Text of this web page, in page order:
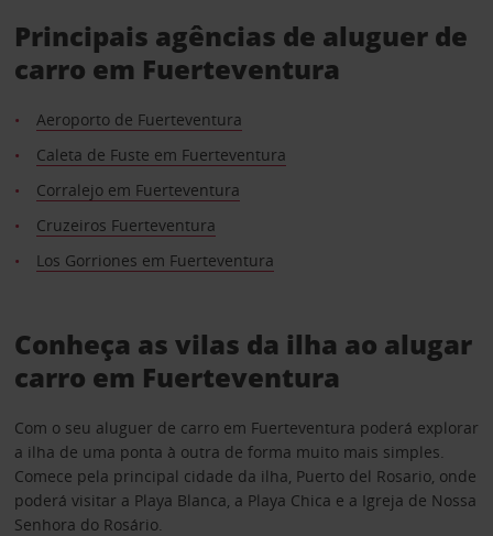
Principais agências de aluguer de
carro em Fuerteventura
Aeroporto de Fuerteventura
Caleta de Fuste em Fuerteventura
Corralejo em Fuerteventura
Cruzeiros Fuerteventura
Los Gorriones em Fuerteventura
Conheça as vilas da ilha ao alugar
carro em Fuerteventura
Com o seu aluguer de carro em Fuerteventura poderá explorar
a ilha de uma ponta à outra de forma muito mais simples.
Comece pela principal cidade da ilha, Puerto del Rosario, onde
poderá visitar a Playa Blanca, a Playa Chica e a Igreja de Nossa
Senhora do Rosário.